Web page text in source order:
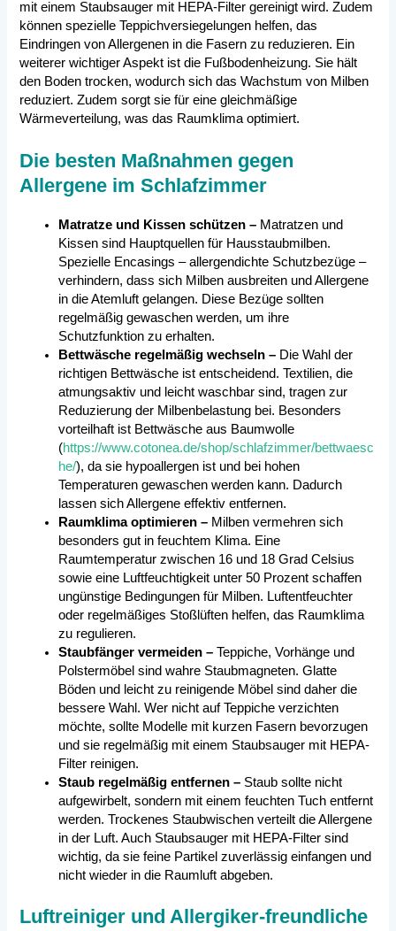
mit einem Staubsauger mit HEPA-Filter gereinigt wird. Zudem
können spezielle Teppichversiegelungen helfen, das
Eindringen von Allergenen in die Fasern zu reduzieren. Ein
weiterer wichtiger Aspekt ist die Fußbodenheizung. Sie hält
den Boden trocken, wodurch sich das Wachstum von Milben
reduziert. Zudem sorgt sie für eine gleichmäßige
Wärmeverteilung, was das Raumklima optimiert.
Die besten Maßnahmen gegen
Allergene im Schlafzimmer
Matratze und Kissen schützen – Matratzen und
Kissen sind Hauptquellen für Hausstaubmilben.
Spezielle Encasings – allergendichte Schutzbezüge –
verhindern, dass sich Milben ausbreiten und Allergene
in die Atemluft gelangen. Diese Bezüge sollten
regelmäßig gewaschen werden, um ihre
Schutzfunktion zu erhalten.
Bettwäsche regelmäßig wechseln – Die Wahl der
richtigen Bettwäsche ist entscheidend. Textilien, die
atmungsaktiv und leicht waschbar sind, tragen zur
Reduzierung der Milbenbelastung bei. Besonders
vorteilhaft ist Bettwäsche aus Baumwolle
(https://www.cotonea.de/shop/schlafzimmer/bettwaesc
he/), da sie hypoallergen ist und bei hohen
Temperaturen gewaschen werden kann. Dadurch
lassen sich Allergene effektiv entfernen.
Raumklima optimieren – Milben vermehren sich
besonders gut in feuchtem Klima. Eine
Raumtemperatur zwischen 16 und 18 Grad Celsius
sowie eine Luftfeuchtigkeit unter 50 Prozent schaffen
ungünstige Bedingungen für Milben. Luftentfeuchter
oder regelmäßiges Stoßlüften helfen, das Raumklima
zu regulieren.
Staubfänger vermeiden –Teppiche, Vorhänge und
Polstermöbel sind wahre Staubmagneten. Glatte
Böden und leicht zu reinigende Möbel sind daher die
bessere Wahl. Wer nicht auf Teppiche verzichten
möchte, sollte Modelle mit kurzen Fasern bevorzugen
und sie regelmäßig mit einem Staubsauger mit HEPA-
Filter reinigen.
Staub regelmäßig entfernen – Staub sollte nicht
aufgewirbelt, sondern mit einem feuchten Tuch entfernt
werden. Trockenes Staubwischen verteilt die Allergene
in der Luft. Auch Staubsauger mit HEPA-Filter sind
wichtig, da sie feine Partikel zuverlässig einfangen und
nicht wieder in die Raumluft abgeben.
Luftreiniger und Allergiker-freundliche